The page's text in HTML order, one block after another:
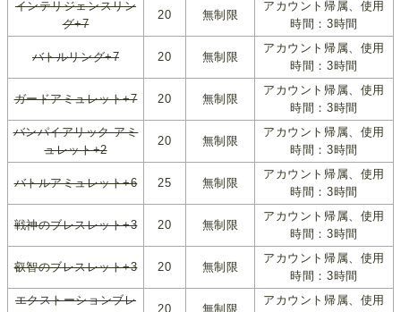
インテリジェンスリン
グ+7
20 無制限
アカウント帰属、使用
時間：3時間
バトルリング+7 20 無制限
アカウント帰属、使用
時間：3時間
ガードアミュレット+7 20 無制限
アカウント帰属、使用
時間：3時間
バンパイアリック アミ
ュレット+2
20 無制限
アカウント帰属、使用
時間：3時間
バトルアミュレット+6 25 無制限
アカウント帰属、使用
時間：3時間
戦神のブレスレット+3 20 無制限
アカウント帰属、使用
時間：3時間
叡智のブレスレット+3 20 無制限
アカウント帰属、使用
時間：3時間
エクストーションブレ
20 無制限
アカウント帰属、使用